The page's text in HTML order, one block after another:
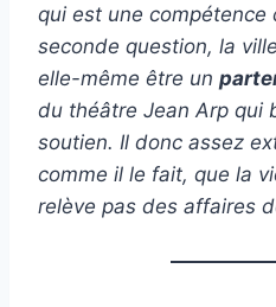
qui est une compétence
seconde question, la
elle-même être un
du théâtre Jean Arp qui
soutien. Il donc assez
comme il le fait, que la
relève pas des affaires